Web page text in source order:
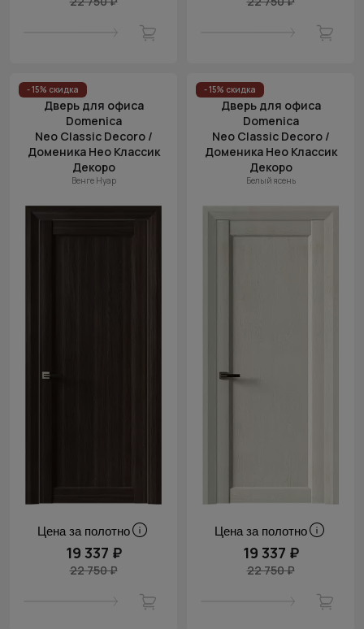
- 15% скидка
Дверь для офиса
Domenica
Neo Classic Decoro /
Доменика Нео Классик
Декоро
Венге Нуар
Цена за полотно
19 337 ₽
22 750 ₽
- 15% скидка
Дверь для офиса
Domenica
Neo Classic Decoro /
Доменика Нео Классик
Декоро
Белый ясень
Цена за полотно
19 337 ₽
22 750 ₽